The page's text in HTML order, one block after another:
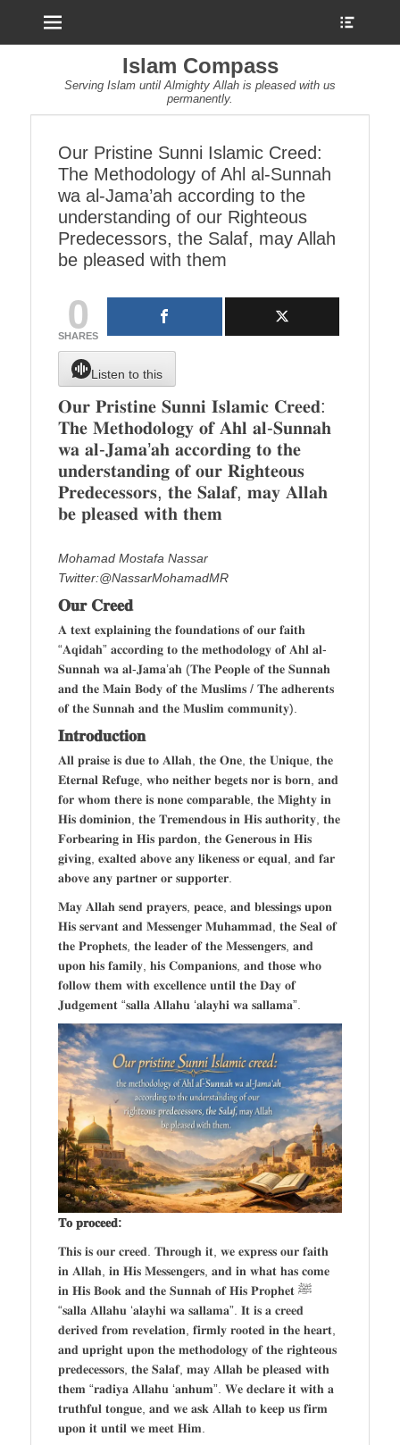
Islam Compass
Serving Islam until Almighty Allah is pleased with us
permanently.
Our Pristine Sunni Islamic Creed:
The Methodology of Ahl al-Sunnah
wa al-Jama’ah according to the
understanding of our Righteous
Predecessors, the Salaf, may Allah
be pleased with them
0
SHARES
Listen to this
𝐎𝐮𝐫 𝐏𝐫𝐢𝐬𝐭𝐢𝐧𝐞 𝐒𝐮𝐧𝐧𝐢 𝐈𝐬𝐥𝐚𝐦𝐢𝐜 𝐂𝐫𝐞𝐞𝐝:
𝐓𝐡𝐞 𝐌𝐞𝐭𝐡𝐨𝐝𝐨𝐥𝐨𝐠𝐲 𝐨𝐟 𝐀𝐡𝐥 𝐚𝐥-𝐒𝐮𝐧𝐧𝐚𝐡
𝐰𝐚 𝐚𝐥-𝐉𝐚𝐦𝐚’𝐚𝐡 𝐚𝐜𝐜𝐨𝐫𝐝𝐢𝐧𝐠 𝐭𝐨 𝐭𝐡𝐞
𝐮𝐧𝐝𝐞𝐫𝐬𝐭𝐚𝐧𝐝𝐢𝐧𝐠 𝐨𝐟 𝐨𝐮𝐫 𝐑𝐢𝐠𝐡𝐭𝐞𝐨𝐮𝐬
𝐏𝐫𝐞𝐝𝐞𝐜𝐞𝐬𝐬𝐨𝐫𝐬, 𝐭𝐡𝐞 𝐒𝐚𝐥𝐚𝐟, 𝐦𝐚𝐲 𝐀𝐥𝐥𝐚𝐡
𝐛𝐞 𝐩𝐥𝐞𝐚𝐬𝐞𝐝 𝐰𝐢𝐭𝐡 𝐭𝐡𝐞𝐦
Mohamad Mostafa Nassar
Twitter:@NassarMohamadMR
𝐎𝐮𝐫 𝐂𝐫𝐞𝐞𝐝
𝐀 𝐭𝐞𝐱𝐭 𝐞𝐱𝐩𝐥𝐚𝐢𝐧𝐢𝐧𝐠 𝐭𝐡𝐞 𝐟𝐨𝐮𝐧𝐝𝐚𝐭𝐢𝐨𝐧𝐬 𝐨𝐟 𝐨𝐮𝐫 𝐟𝐚𝐢𝐭𝐡
“𝐀𝐪𝐢𝐝𝐚𝐡” 𝐚𝐜𝐜𝐨𝐫𝐝𝐢𝐧𝐠 𝐭𝐨 𝐭𝐡𝐞 𝐦𝐞𝐭𝐡𝐨𝐝𝐨𝐥𝐨𝐠𝐲 𝐨𝐟 𝐀𝐡𝐥 𝐚𝐥-
𝐒𝐮𝐧𝐧𝐚𝐡 𝐰𝐚 𝐚𝐥-𝐉𝐚𝐦𝐚’𝐚𝐡 (𝐓𝐡𝐞 𝐏𝐞𝐨𝐩𝐥𝐞 𝐨𝐟 𝐭𝐡𝐞 𝐒𝐮𝐧𝐧𝐚𝐡
𝐚𝐧𝐝 𝐭𝐡𝐞 𝐌𝐚𝐢𝐧 𝐁𝐨𝐝𝐲 𝐨𝐟 𝐭𝐡𝐞 𝐌𝐮𝐬𝐥𝐢𝐦𝐬 / 𝐓𝐡𝐞 𝐚𝐝𝐡𝐞𝐫𝐞𝐧𝐭𝐬
𝐨𝐟 𝐭𝐡𝐞 𝐒𝐮𝐧𝐧𝐚𝐡 𝐚𝐧𝐝 𝐭𝐡𝐞 𝐌𝐮𝐬𝐥𝐢𝐦 𝐜𝐨𝐦𝐦𝐮𝐧𝐢𝐭𝐲).
𝐈𝐧𝐭𝐫𝐨𝐝𝐮𝐜𝐭𝐢𝐨𝐧
𝐀𝐥𝐥 𝐩𝐫𝐚𝐢𝐬𝐞 𝐢𝐬 𝐝𝐮𝐞 𝐭𝐨 𝐀𝐥𝐥𝐚𝐡, 𝐭𝐡𝐞 𝐎𝐧𝐞, 𝐭𝐡𝐞 𝐔𝐧𝐢𝐪𝐮𝐞, 𝐭𝐡𝐞
𝐄𝐭𝐞𝐫𝐧𝐚𝐥 𝐑𝐞𝐟𝐮𝐠𝐞, 𝐰𝐡𝐨 𝐧𝐞𝐢𝐭𝐡𝐞𝐫 𝐛𝐞𝐠𝐞𝐭𝐬 𝐧𝐨𝐫 𝐢𝐬 𝐛𝐨𝐫𝐧, 𝐚𝐧𝐝
𝐟𝐨𝐫 𝐰𝐡𝐨𝐦 𝐭𝐡𝐞𝐫𝐞 𝐢𝐬 𝐧𝐨𝐧𝐞 𝐜𝐨𝐦𝐩𝐚𝐫𝐚𝐛𝐥𝐞, 𝐭𝐡𝐞 𝐌𝐢𝐠𝐡𝐭𝐲 𝐢𝐧
𝐇𝐢𝐬 𝐝𝐨𝐦𝐢𝐧𝐢𝐨𝐧, 𝐭𝐡𝐞 𝐓𝐫𝐞𝐦𝐞𝐧𝐝𝐨𝐮𝐬 𝐢𝐧 𝐇𝐢𝐬 𝐚𝐮𝐭𝐡𝐨𝐫𝐢𝐭𝐲, 𝐭𝐡𝐞
𝐅𝐨𝐫𝐛𝐞𝐚𝐫𝐢𝐧𝐠 𝐢𝐧 𝐇𝐢𝐬 𝐩𝐚𝐫𝐝𝐨𝐧, 𝐭𝐡𝐞 𝐆𝐞𝐧𝐞𝐫𝐨𝐮𝐬 𝐢𝐧 𝐇𝐢𝐬
𝐠𝐢𝐯𝐢𝐧𝐠, 𝐞𝐱𝐚𝐥𝐭𝐞𝐝 𝐚𝐛𝐨𝐯𝐞 𝐚𝐧𝐲 𝐥𝐢𝐤𝐞𝐧𝐞𝐬𝐬 𝐨𝐫 𝐞𝐪𝐮𝐚𝐥, 𝐚𝐧𝐝 𝐟𝐚𝐫
𝐚𝐛𝐨𝐯𝐞 𝐚𝐧𝐲 𝐩𝐚𝐫𝐭𝐧𝐞𝐫 𝐨𝐫 𝐬𝐮𝐩𝐩𝐨𝐫𝐭𝐞𝐫.
𝐌𝐚𝐲 𝐀𝐥𝐥𝐚𝐡 𝐬𝐞𝐧𝐝 𝐩𝐫𝐚𝐲𝐞𝐫𝐬, 𝐩𝐞𝐚𝐜𝐞, 𝐚𝐧𝐝 𝐛𝐥𝐞𝐬𝐬𝐢𝐧𝐠𝐬 𝐮𝐩𝐨𝐧
𝐇𝐢𝐬 𝐬𝐞𝐫𝐯𝐚𝐧𝐭 𝐚𝐧𝐝 𝐌𝐞𝐬𝐬𝐞𝐧𝐠𝐞𝐫 𝐌𝐮𝐡𝐚𝐦𝐦𝐚𝐝, 𝐭𝐡𝐞 𝐒𝐞𝐚𝐥 𝐨𝐟
𝐭𝐡𝐞 𝐏𝐫𝐨𝐩𝐡𝐞𝐭𝐬, 𝐭𝐡𝐞 𝐥𝐞𝐚𝐝𝐞𝐫 𝐨𝐟 𝐭𝐡𝐞 𝐌𝐞𝐬𝐬𝐞𝐧𝐠𝐞𝐫𝐬, 𝐚𝐧𝐝
𝐮𝐩𝐨𝐧 𝐡𝐢𝐬 𝐟𝐚𝐦𝐢𝐥𝐲, 𝐡𝐢𝐬 𝐂𝐨𝐦𝐩𝐚𝐧𝐢𝐨𝐧𝐬, 𝐚𝐧𝐝 𝐭𝐡𝐨𝐬𝐞 𝐰𝐡𝐨
𝐟𝐨𝐥𝐥𝐨𝐰 𝐭𝐡𝐞𝐦 𝐰𝐢𝐭𝐡 𝐞𝐱𝐜𝐞𝐥𝐥𝐞𝐧𝐜𝐞 𝐮𝐧𝐭𝐢𝐥 𝐭𝐡𝐞 𝐃𝐚𝐲 𝐨𝐟
𝐉𝐮𝐝𝐠𝐞𝐦𝐞𝐧𝐭 “𝐬𝐚𝐥𝐥𝐚 𝐀𝐥𝐥𝐚𝐡𝐮 ‘𝐚𝐥𝐚𝐲𝐡𝐢 𝐰𝐚 𝐬𝐚𝐥𝐥𝐚𝐦𝐚”.
𝐓𝐨 𝐩𝐫𝐨𝐜𝐞𝐞𝐝:
𝐓𝐡𝐢𝐬 𝐢𝐬 𝐨𝐮𝐫 𝐜𝐫𝐞𝐞𝐝. 𝐓𝐡𝐫𝐨𝐮𝐠𝐡 𝐢𝐭, 𝐰𝐞 𝐞𝐱𝐩𝐫𝐞𝐬𝐬 𝐨𝐮𝐫 𝐟𝐚𝐢𝐭𝐡
𝐢𝐧 𝐀𝐥𝐥𝐚𝐡, 𝐢𝐧 𝐇𝐢𝐬 𝐌𝐞𝐬𝐬𝐞𝐧𝐠𝐞𝐫𝐬, 𝐚𝐧𝐝 𝐢𝐧 𝐰𝐡𝐚𝐭 𝐡𝐚𝐬 𝐜𝐨𝐦𝐞
𝐢𝐧 𝐇𝐢𝐬 𝐁𝐨𝐨𝐤 𝐚𝐧𝐝 𝐭𝐡𝐞 𝐒𝐮𝐧𝐧𝐚𝐡 𝐨𝐟 𝐇𝐢𝐬 𝐏𝐫𝐨𝐩𝐡𝐞𝐭 ﷺ
“𝐬𝐚𝐥𝐥𝐚 𝐀𝐥𝐥𝐚𝐡𝐮 ‘𝐚𝐥𝐚𝐲𝐡𝐢 𝐰𝐚 𝐬𝐚𝐥𝐥𝐚𝐦𝐚”. 𝐈𝐭 𝐢𝐬 𝐚 𝐜𝐫𝐞𝐞𝐝
𝐝𝐞𝐫𝐢𝐯𝐞𝐝 𝐟𝐫𝐨𝐦 𝐫𝐞𝐯𝐞𝐥𝐚𝐭𝐢𝐨𝐧, 𝐟𝐢𝐫𝐦𝐥𝐲 𝐫𝐨𝐨𝐭𝐞𝐝 𝐢𝐧 𝐭𝐡𝐞 𝐡𝐞𝐚𝐫𝐭,
𝐚𝐧𝐝 𝐮𝐩𝐫𝐢𝐠𝐡𝐭 𝐮𝐩𝐨𝐧 𝐭𝐡𝐞 𝐦𝐞𝐭𝐡𝐨𝐝𝐨𝐥𝐨𝐠𝐲 𝐨𝐟 𝐭𝐡𝐞 𝐫𝐢𝐠𝐡𝐭𝐞𝐨𝐮𝐬
𝐩𝐫𝐞𝐝𝐞𝐜𝐞𝐬𝐬𝐨𝐫𝐬, 𝐭𝐡𝐞 𝐒𝐚𝐥𝐚𝐟, 𝐦𝐚𝐲 𝐀𝐥𝐥𝐚𝐡 𝐛𝐞 𝐩𝐥𝐞𝐚𝐬𝐞𝐝 𝐰𝐢𝐭𝐡
𝐭𝐡𝐞𝐦 “𝐫𝐚𝐝𝐢𝐲𝐚 𝐀𝐥𝐥𝐚𝐡𝐮 ‘𝐚𝐧𝐡𝐮𝐦”. 𝐖𝐞 𝐝𝐞𝐜𝐥𝐚𝐫𝐞 𝐢𝐭 𝐰𝐢𝐭𝐡 𝐚
𝐭𝐫𝐮𝐭𝐡𝐟𝐮𝐥 𝐭𝐨𝐧𝐠𝐮𝐞, 𝐚𝐧𝐝 𝐰𝐞 𝐚𝐬𝐤 𝐀𝐥𝐥𝐚𝐡 𝐭𝐨 𝐤𝐞𝐞𝐩 𝐮𝐬 𝐟𝐢𝐫𝐦
𝐮𝐩𝐨𝐧 𝐢𝐭 𝐮𝐧𝐭𝐢𝐥 𝐰𝐞 𝐦𝐞𝐞𝐭 𝐇𝐢𝐦.